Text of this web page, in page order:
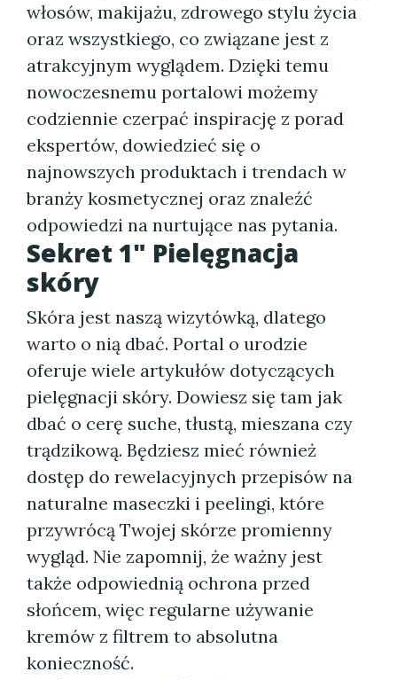
włosów, makijażu, zdrowego stylu życia
oraz wszystkiego, co związane jest z
atrakcyjnym wyglądem. Dzięki temu
nowoczesnemu portalowi możemy
codziennie czerpać inspirację z porad
ekspertów, dowiedzieć się o
najnowszych produktach i trendach w
branży kosmetycznej oraz znaleźć
odpowiedzi na nurtujące nas pytania.
Sekret 1" Pielęgnacja
skóry
Skóra jest naszą wizytówką, dlatego
warto o nią dbać. Portal o urodzie
oferuje wiele artykułów dotyczących
pielęgnacji skóry. Dowiesz się tam jak
dbać o cerę suche, tłustą, mieszana czy
trądzikową. Będziesz mieć również
dostęp do rewelacyjnych przepisów na
naturalne maseczki i peelingi, które
przywrócą Twojej skórze promienny
wygląd. Nie zapomnij, że ważny jest
także odpowiednią ochrona przed
słońcem, więc regularne używanie
kremów z filtrem to absolutna
konieczność.